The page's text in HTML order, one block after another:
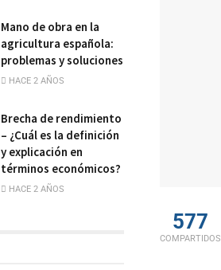
577
COMPARTIDOS
Mano de obra en la
agricultura española:
problemas y soluciones
HACE 2 AÑOS
Brecha de rendimiento
– ¿Cuál es la definición
y explicación en
términos económicos?
HACE 2 AÑOS